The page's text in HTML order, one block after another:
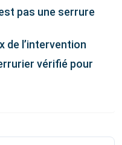
pas une serrure
de l’intervention
vérifié pour